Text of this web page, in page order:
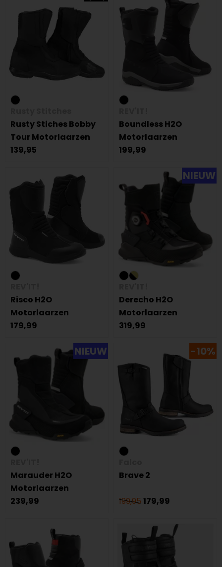
Rusty Stiches Bobby
Tour Motorlaarzen
139,95
Boundless H2O
Motorlaarzen
199,99
Risco H2O
Motorlaarzen
179,99
NIEUW
Derecho H2O
Motorlaarzen
319,99
NIEUW
Marauder H2O
Motorlaarzen
239,99
-10%
Brave 2
199,95 179,99